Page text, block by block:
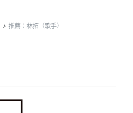
連載
推薦：林拓（歌手）